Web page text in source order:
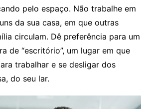
pelo espaço. Não trabalhe em
da sua casa, em que outras
circulam. Dê preferência para um
de “escritório”, um lugar em que
trabalhar e se desligar dos
do seu lar.